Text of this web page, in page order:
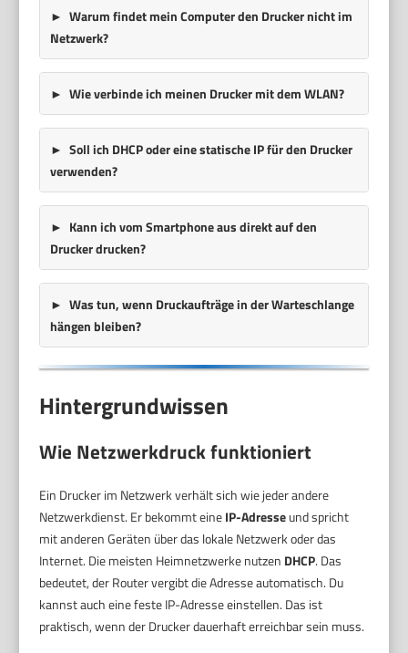
Warum findet mein Computer den Drucker nicht im
Netzwerk?
Wie verbinde ich meinen Drucker mit dem WLAN?
Soll ich DHCP oder eine statische IP für den Drucker
verwenden?
Kann ich vom Smartphone aus direkt auf den
Drucker drucken?
Was tun, wenn Druckaufträge in der Warteschlange
hängen bleiben?
Hintergrundwissen
Wie Netzwerkdruck funktioniert
Ein Drucker im Netzwerk verhält sich wie jeder andere
Netzwerkdienst. Er bekommt eineIP-Adresseund spricht
mit anderen Geräten über das lokale Netzwerk oder das
Internet. Die meisten Heimnetzwerke nutzen DHCP. Das
bedeutet, der Router vergibt die Adresse automatisch. Du
kannst auch eine feste IP-Adresse einstellen. Das ist
praktisch, wenn der Drucker dauerhaft erreichbar sein muss.